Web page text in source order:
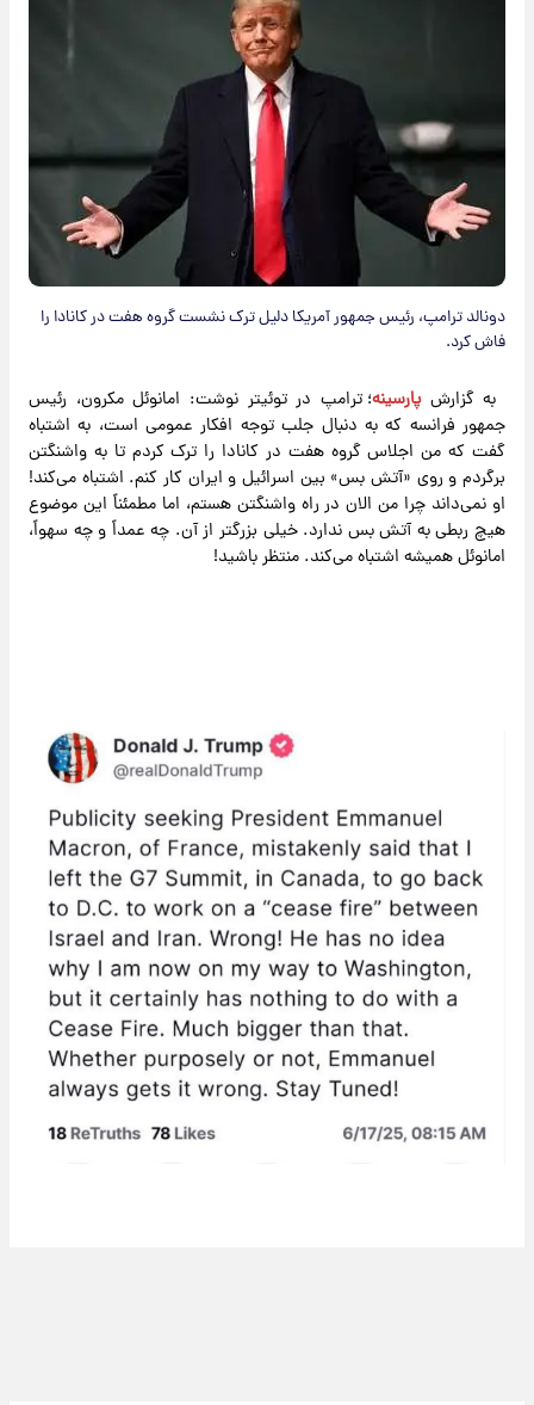
دونالد ترامپ، رئیس جمهور آمریکا دلیل ترک نشست گروه هفت در کانادا را
فاش کرد.
به گزارش پارسینه؛ ترامپ در توئیتر نوشت: امانوئل مکرون، رئیس
جمهور فرانسه که به دنبال جلب توجه افکار عمومی است، به اشتباه
گفت که من اجلاس گروه هفت در کانادا را ترک کردم تا به واشنگتن
برگردم و روی «آتش بس» بین اسرائیل و ایران کار کنم. اشتباه می‌کند!
او نمی‌داند چرا من الان در راه واشنگتن هستم، اما مطمئناً این موضوع
هیچ ربطی به آتش بس ندارد. خیلی بزرگتر از آن. چه عمداً و چه سهواً،
امانوئل همیشه اشتباه می‌کند. منتظر باشید!